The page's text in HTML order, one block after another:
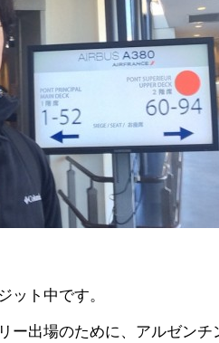
ット中です。
ー出場のために、アルゼン